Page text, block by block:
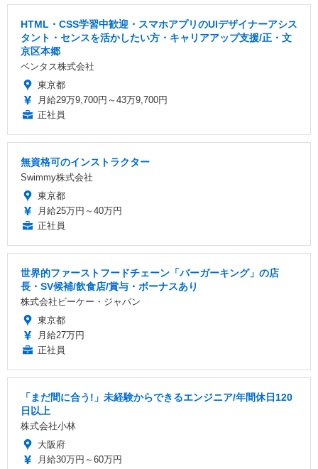
HTML・CSS学習中歓迎・スマホアプリのUIデザイナーアシス
タント・センスを活かしたい方・キャリアアップ支援/正・文
京区本郷
ベンタス株式会社
東京都
月給29万9,700円～43万9,700円
正社員
無資格可のインストラクター
Swimmy株式会社
東京都
月給25万円～40万円
正社員
世界的ファーストフードチェーン「バーガーキング」の店
長・SV候補/飲食店/賞与・ボーナスあり
株式会社ビーケー・ジャパン
東京都
月給27万円
正社員
「まだ間に合う!」未経験からできるエンジニア/年間休日120
日以上
株式会社小林
大阪府
月給30万円～60万円